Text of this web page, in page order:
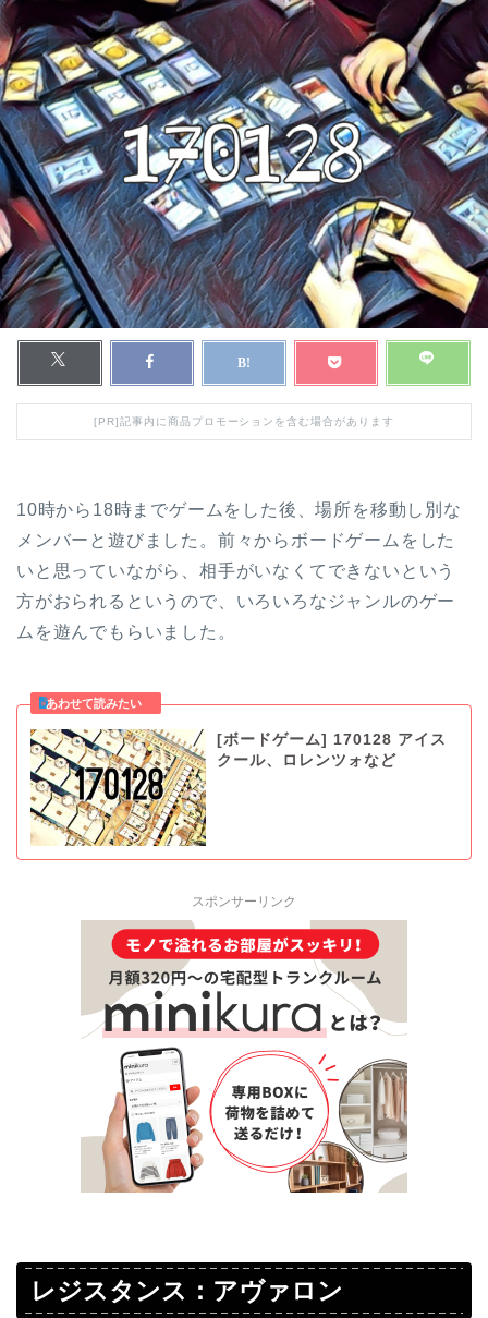
[PR]記事内に商品プロモーションを含む場合があります
10時から18時までゲームをした後、場所を移動し別な
メンバーと遊びました。前々からボードゲームをした
いと思っていながら、相手がいなくてできないという
方がおられるというので、いろいろなジャンルのゲー
ムを遊んでもらいました。
[ボードゲーム] 170128 アイス
クール、ロレンツォなど
スポンサーリンク
レジスタンス：アヴァロン